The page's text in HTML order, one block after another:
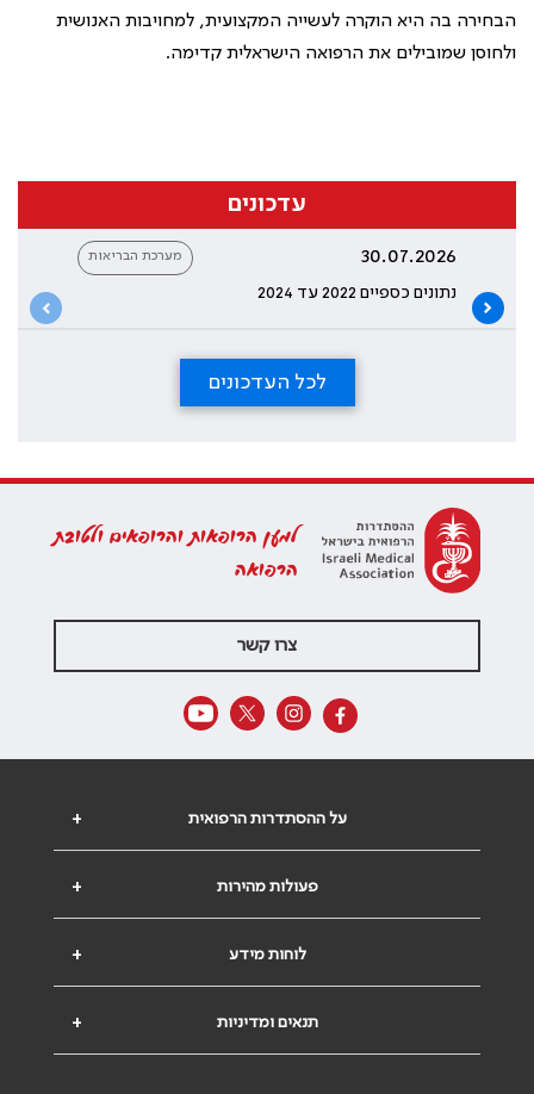
הבחירה בה היא הוקרה לעשייה המקצועית, למחויבות האנושית
ולחוסן שמובילים את הרפואה הישראלית קדימה.
עדכונים
30.07.2026
נתונים כספיים 2022 עד 2024
מערכת הבריאות
לכל העדכונים
למען הרופאות והרופאים ולטובת
הרפואה
צרו קשר
+ על ההסתדרות הרפואית
+ פעולות מהירות
+ לוחות מידע
+ תנאים ומדיניות